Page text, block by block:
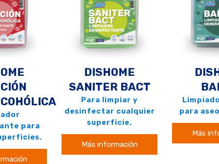
para
DISHOME
SANITER BACT
Para limpiar y
desinfectar cualquier
superficie.
Más información
para
Más